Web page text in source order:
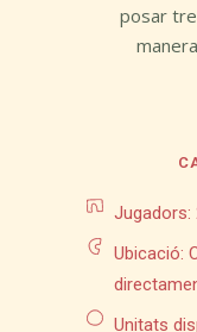
posar
Jugadors:
Ubicació:
Unitats